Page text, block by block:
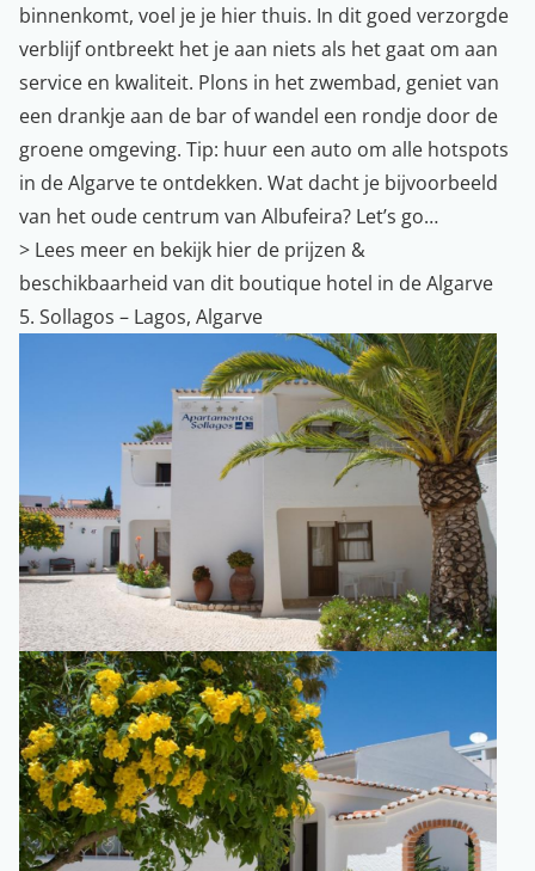
binnenkomt, voel je je hier thuis. In dit goed verzorgde
verblijf ontbreekt het je aan niets als het gaat om aan
service en kwaliteit. Plons in het zwembad, geniet van
een drankje aan de bar of wandel een rondje door de
groene omgeving. Tip: huur een auto om alle hotspots
in de Algarve te ontdekken. Wat dacht je bijvoorbeeld
van het oude centrum van Albufeira? Let’s go…
> Lees meer en bekijk hier de prijzen &
beschikbaarheid van dit boutique hotel in de Algarve
5. Sollagos – Lagos, Algarve